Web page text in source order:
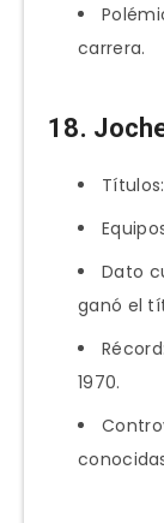
carrera.
18.
Dato
ganó el
1970.